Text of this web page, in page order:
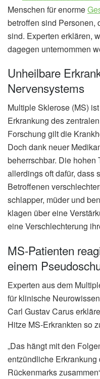
Menschen für enorme
betroffen sind Personen,
sind. Experten erklären,
dagegen unternommen
Unheilbare
Nervensystems
Multiple Sklerose (MS)
Erkrankung des
Forschung gilt die
Doch dank neuer
beherrschbar. Die hohen
allerdings oft dafür, dass
Betroffenen
schlapper, müder und
klagen über eine
eine Verschlechterung
MS-Patienten
einem
Experten aus dem
für klinische
Carl Gustav Carus
Hitze MS-Erkrankten so
„Das hängt mit den
entzündliche
Rückenmarks